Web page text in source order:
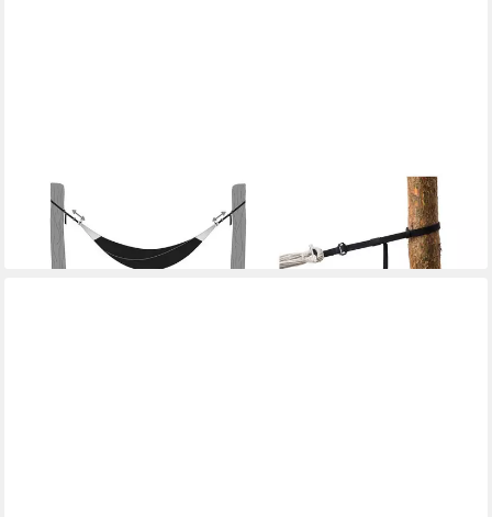
Gartenliege Stabhängematte inkl. Befestigungsmaterial
119,99 €
lieferbar - in 5-6 Werktagen bei dir